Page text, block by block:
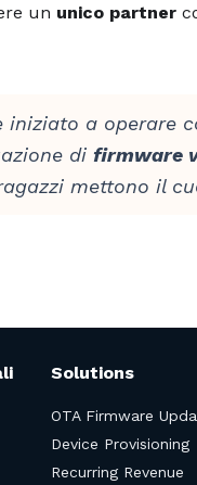
un unico partner
a operare
di firmware
mettono il
Solutions
OTA Firmware
Device Provisioning
Recurring Revenue